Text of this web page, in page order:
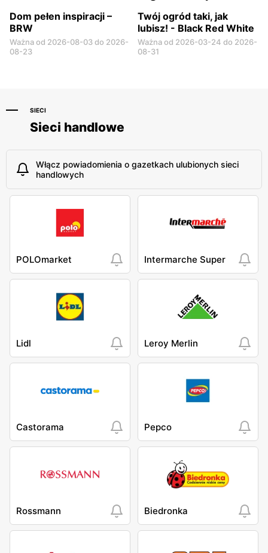
Dom pełen inspiracji –
BRW
Ważna od 2026-08-03 do 2026-
08-23
Twój ogród taki, jak
lubisz! - Black Red White
Ważna od 2026-03-24 do 2026-
08-31
SIECI
Sieci handlowe
Włącz powiadomienia o gazetkach ulubionych sieci
handlowych
POLOmarket Intermarche Super
Lidl Leroy Merlin
Castorama Pepco
Rossmann Biedronka